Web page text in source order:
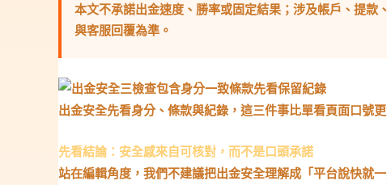
本文不承諾出金速度、勝率或固定結果；涉及帳戶、提
與客服回覆為準。
出金安全先看身分、條款與紀錄，這三件事比單看頁面口號更
先看結論：安全感來自可核對，而不是口頭承諾
站在編輯角度，我們不建議把出金安全理解成「平台說快就